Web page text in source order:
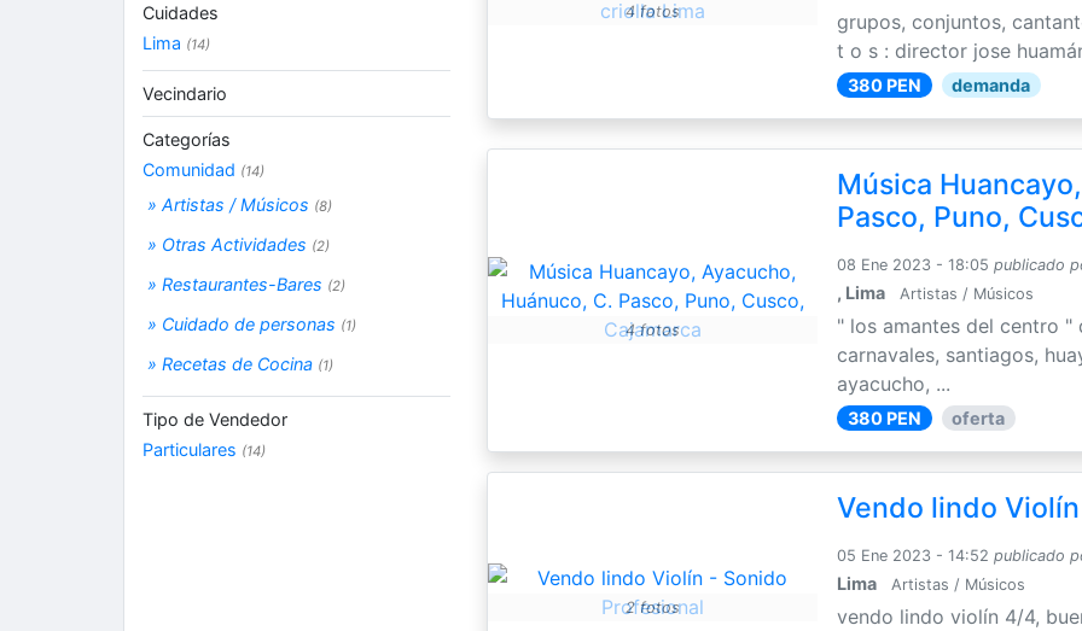
4 fotos
grupos, conjuntos,
t o s : director jose
380 PEN demanda
4 fotos
Música
Pasco, Puno,
08 Ene 2023 - 18:05 publicado
, Lima Artistas / Músicos
" los amantes del centro "
carnavales, santiagos,
ayacucho, ...
380 PEN oferta
2 fotos
Vendo lindo
05 Ene 2023 - 14:52 publicado
Lima Artistas / Músicos
vendo lindo violín 4/4,
Cuidades
Lima (14)
Vecindario
Categorías
Comunidad (14)
» Artistas / Músicos (8)
» Otras Actividades (2)
» Restaurantes-Bares (2)
» Cuidado de personas (1)
» Recetas de Cocina (1)
Tipo de Vendedor
Particulares (14)